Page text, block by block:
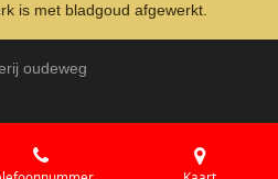
is met bladgoud afgewerkt.
oudeweg